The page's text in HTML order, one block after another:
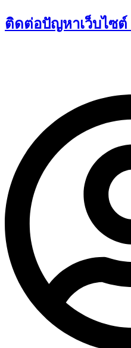
Skip
to
ติดต่อปัญหาเว็บไซต์